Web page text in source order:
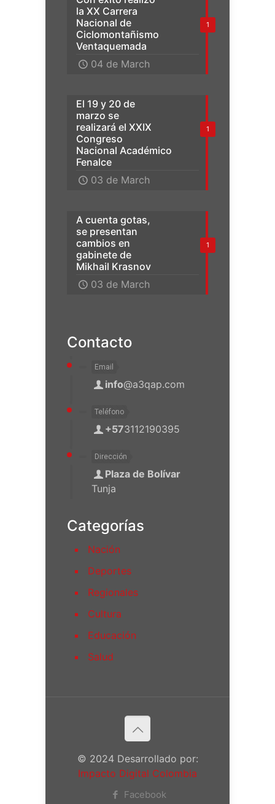
1
la XX Carrera
Nacional de
Ciclomontañismo
Ventaquemada
04 de March
1
El 19 y 20 de
marzo se
realizará el XXIX
Congreso
Nacional Académico
Fenalce
03 de March
1
A cuenta gotas,
se presentan
cambios en
gabinete de
Mikhail Krasnov
03 de March
Contacto
Email
info@a3qap.com
Teléfono
+573112190395
Dirección
Plaza de Bolívar
Tunja
Categorías
Nación
Deportes
Regionales
Cultura
Educación
Salud
© 2024 Desarrollado por:
Impacto Digital Colombia
Facebook